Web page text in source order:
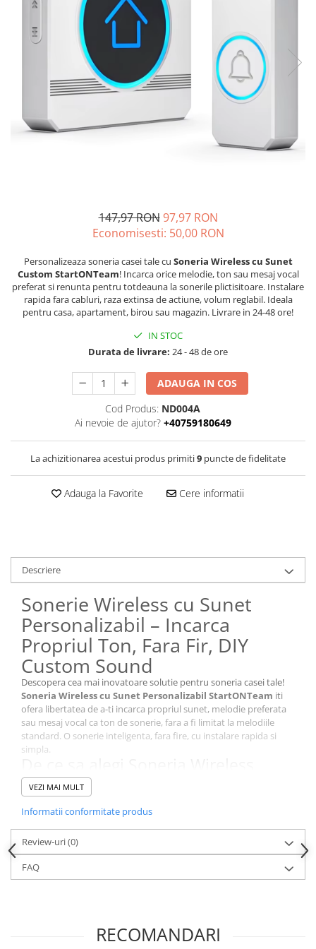
147,97 RON 97,97 RON
Economisesti: 50,00 RON
Personalizeaza soneria casei tale cu Soneria Wireless cu Sunet
Custom StartONTeam! Incarca orice melodie, ton sau mesaj vocal
preferat si renunta pentru totdeauna la sonerile plictisitoare. Instalare
rapida fara cabluri, raza extinsa de actiune, volum reglabil. Ideala
pentru casa, apartament, birou sau magazin. Livrare in 24-48 ore!
IN STOC
Durata de livrare: 24 - 48 de ore
ADAUGA IN COS
Cod Produs: ND004A
Ai nevoie de ajutor? +40759180649
La achizitionarea acestui produs primiti9 puncte de fidelitate
Adauga la Favorite Cere informatii
Descriere
Sonerie Wireless cu Sunet
Personalizabil – Incarca
Propriul Ton, Fara Fir, DIY
Custom Sound
Descopera cea mai inovatoare solutie pentru soneria casei tale!
Soneria Wireless cu Sunet Personalizabil StartONTeam iti
ofera libertatea de a-ti incarca propriul sunet, melodie preferata
sau mesaj vocal ca ton de sonerie, fara a fi limitat la melodiile
standard. O sonerie inteligenta, fara fire, cu instalare rapida si
simpla.
Personalizabila StartONTeam?
Spre deosebire de soneriile clasice cu tonuri predefinite, aceasta
sonerie wireless revolutionara iti permite sa personalizezi
cantec preferat, un mesaj de bun-venit sau sunetul unui animal
de companie, totul este posibil cu tehnologia DIY Custom Sound.
Caracteristici principale:
Sunet 100% personalizabil– Incarca orice melodie, sunet
Raza extinsa de actiune– Semnal wireless puternic pentru
VEZI MAI MULT
Informatii conformitate produs
Review-uri(0)
FAQ
RECOMANDARI